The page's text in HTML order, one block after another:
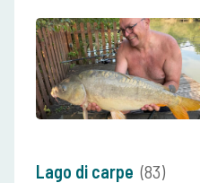
Lago di carpe (83)